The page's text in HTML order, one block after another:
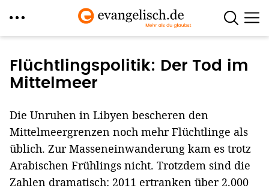
zum
Inhalt
Flüchtlingspolitik: Der Tod im
Mittelmeer
Die Unruhen in Libyen bescheren den
Mittelmeergrenzen noch mehr Flüchtlinge als
üblich. Zur Masseneinwanderung kam es trotz
Arabischen Frühlings nicht. Trotzdem sind die
Zahlen dramatisch: 2011 ertranken über 2.000